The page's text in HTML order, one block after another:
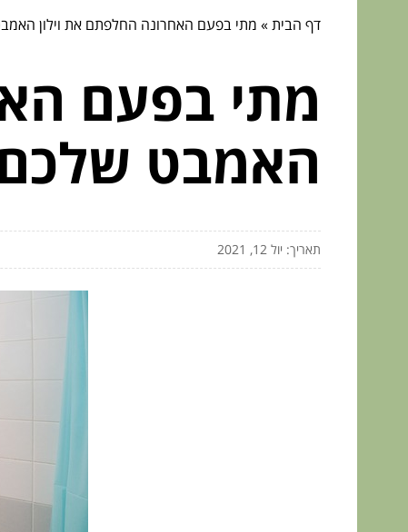
דף הבית» מתי בפעם האחרונה החלפתם את וילון
מתי בפעם
האמבט
תאריך: יול 12, 2021